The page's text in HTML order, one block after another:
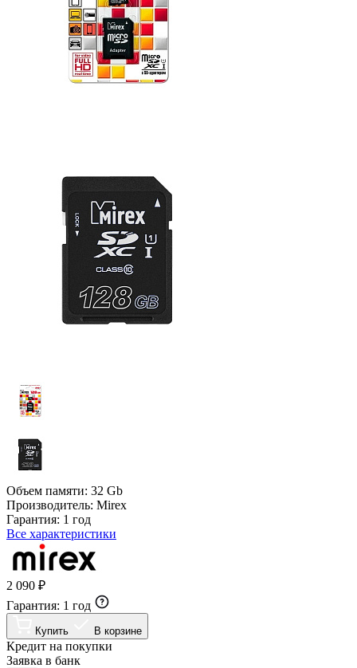
Объем памяти: 32 Gb
Производитель: Mirex
Гарантия: 1 год
Все характеристики
2 090 ₽
Гарантия: 1 год
Купить В корзине
Кредит на покупки
Заявка в банк